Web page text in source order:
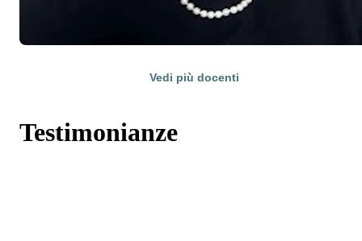
Vedi più docenti
Testimonianze